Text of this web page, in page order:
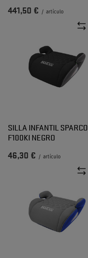
441,50 € / artículo
SILLA INFANTIL SPARCO
F100KI NEGRO
46,30 € / artículo